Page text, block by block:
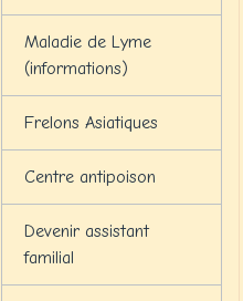
Maladie de Lyme
(informations)
Frelons Asiatiques
Centre antipoison
Devenir assistant
familial